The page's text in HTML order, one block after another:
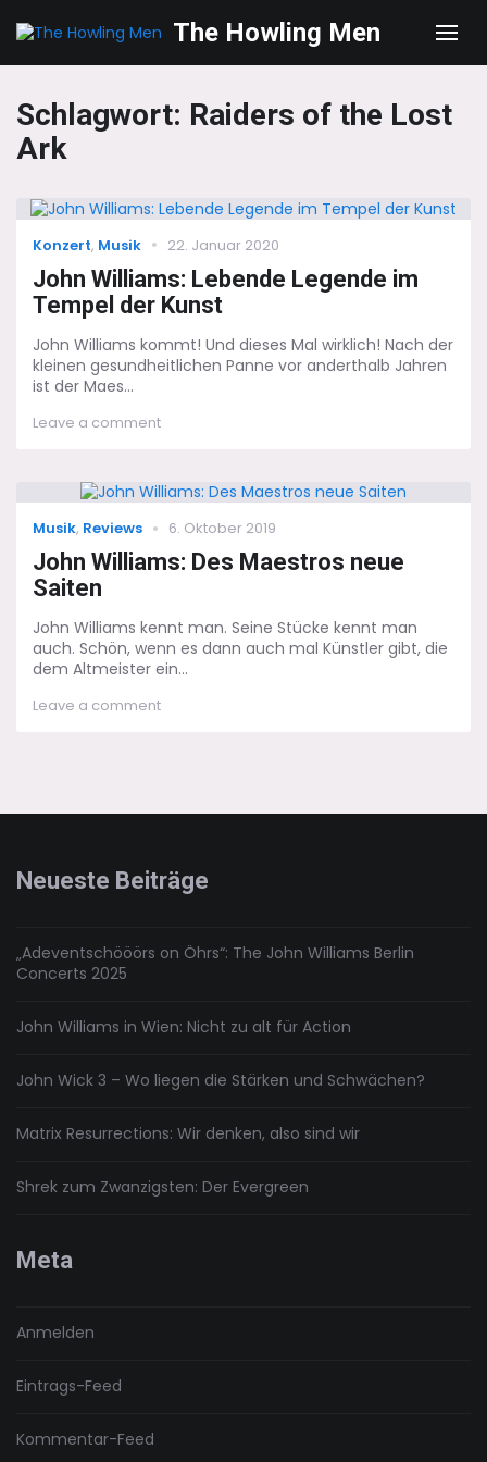
The Howling Men
Schlagwort: Raiders of the Lost
Ark
Categories
Konzert, Musik
Posted
22. Januar 2020
John Williams: Lebende Legende im
Tempel der Kunst
John Williams kommt! Und dieses Mal wirklich! Nach der
kleinen gesundheitlichen Panne vor anderthalb Jahren
ist der Maes...
Leave a commenton
Legende
im
Tempel
der
Categories
Musik, Reviews
Posted
6. Oktober 2019
John Williams: Des Maestros neue
Saiten
John Williams kennt man. Seine Stücke kennt man
auch. Schön, wenn es dann auch mal Künstler gibt, die
dem Altmeister ein...
Leave a commenton
Neueste Beiträge
„Adeventschööörs on Öhrs“: The John Williams Berlin
Concerts 2025
John Williams in Wien: Nicht zu alt für Action
John Wick 3 – Wo liegen die Stärken und Schwächen?
Matrix Resurrections: Wir denken, also sind wir
Shrek zum Zwanzigsten: Der Evergreen
Meta
Anmelden
Eintrags-Feed
Kommentar-Feed